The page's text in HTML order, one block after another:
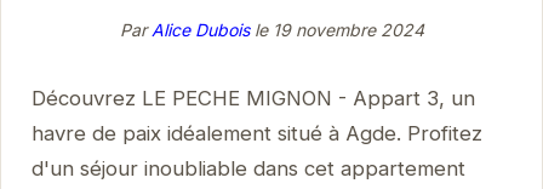
ParAlice Duboisle 19 novembre 2024
Découvrez LE PECHE MIGNON - Appart 3, un
havre de paix idéalement situé à Agde. Profitez
d'un séjour inoubliable dans cet appartement